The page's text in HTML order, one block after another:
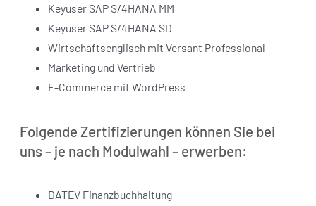
Keyuser SAP S/4HANA MM
Keyuser SAP S/4HANA SD
Wirtschaftsenglisch mit Versant Professional
Marketing und Vertrieb
E-Commerce mit WordPress
Folgende Zertifizierungen können Sie bei
uns – je nach Modulwahl – erwerben:
DATEV Finanzbuchhaltung